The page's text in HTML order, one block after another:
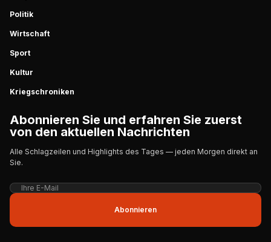
Politik
Wirtschaft
Sport
Kultur
Kriegschroniken
Abonnieren Sie und erfahren Sie zuerst
von den aktuellen Nachrichten
Alle Schlagzeilen und Highlights des Tages — jeden Morgen direkt an
Sie.
Abonnieren